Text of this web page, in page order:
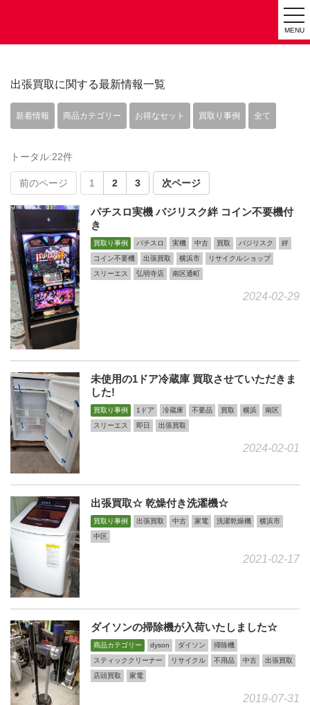
MENU
出張買取に関する最新情報一覧
新着情報 商品カテゴリー お得なセット 買取り事例 全て
トータル:22件
前のページ 1 2 3 次ページ
パチスロ実機 バジリスク絆 コイン不要機付
き
買取り事例 パチスロ 実機 中古 買取 バジリスク
絆
コイン不要機
出張買取 横浜市
リサイクルショップ
スリーエス
弘明寺店 南区通町
2024-02-29
未使用の1ドア冷蔵庫 買取させていただきま
した!
買取り事例 1ドア 冷蔵庫 不要品 買取 横浜
南区
スリーエス
即日 出張買取
2024-02-01
出張買取☆ 乾燥付き洗濯機☆
買取り事例 出張買取 中古 家電 洗濯乾燥機
横浜市
中区
2021-02-17
ダイソンの掃除機が入荷いたしました☆
商品カテゴリー dyson ダイソン
掃除機
スティッククリーナー
リサイクル 不用品 中古
出張買取
店頭買取
家電
2019-07-31